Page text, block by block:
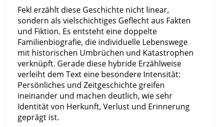
Fekl erzählt diese Geschichte nicht linear,
sondern als vielschichtiges Geflecht aus Fakten
und Fiktion. Es entsteht eine doppelte
Familienbiografie, die individuelle Lebenswege
mit historischen Umbrüchen und Katastrophen
verknüpft. Gerade diese hybride Erzählweise
verleiht dem Text eine besondere Intensität:
Persönliches und Zeitgeschichte greifen
ineinander und machen deutlich, wie sehr
Identität von Herkunft, Verlust und Erinnerung
geprägt ist.